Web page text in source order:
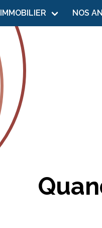
IMMOBILIER NOS